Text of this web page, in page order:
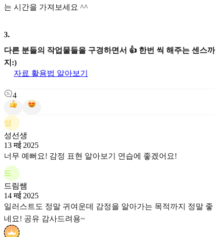
는 시간을 가져보세요 ^^
3.
다른 분들의 작업물들을 구경하면서 👍 한번 씩 해주는 센스까
지:)
자료 활용법 알아보기
4
성
성선생
13 मई 2025
너무 예뻐요! 감정 표현 알아보기 연습에 좋겠어요!
드
드림쌤
14 मई 2025
일러스트도 정말 귀여운데 감정을 알아가는 목적까지 정말 좋
네요! 공유 감사드려용~